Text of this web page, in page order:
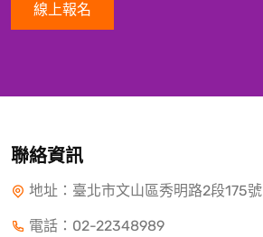
線上報名
聯絡資訊
地址：臺北市文山區秀明路2段175號
電話： 02-22348989